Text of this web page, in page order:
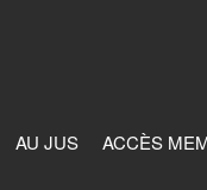
AU JUS ACCÈS